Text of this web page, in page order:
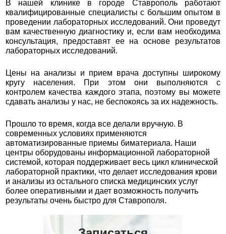
В нашей клинике в городе Ставрополь работают
квалифицированные специалисты с большим опытом в
проведении лабораторных исследований. Они проведут
вам качественную диагностику и, если вам необходима
консультация, предоставят ее на основе результатов
лабораторных исследований.
Цены на анализы и прием врача доступны широкому
кругу населения. При этом они выполняются с
контролем качества каждого этапа, поэтому вы можете
сдавать анализы у нас, не беспокоясь за их надежность.
Прошло то время, когда все делали вручную. В
современных условиях применяются
автоматизированные приемы биматериала. Наши
центры оборудованы информационной лабораторной
системой, которая поддерживает весь цикл клинической
лабораторной практики, что делает исследования крови
и анализы из остального списка медицинских услуг
более оперативными и дает возможность получить
результаты очень быстро для Ставрополя.